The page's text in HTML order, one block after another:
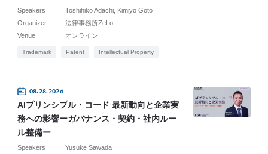
Speakers Toshihiko Adachi
Kimiyo Goto
Organizer
法律事務所ZeLo
Venue
オンライン
Trademark Patent Intellectual Property
08.28.2026
AIプリンシプル・コード 最新動向と企業実
務への影響ーガバナンス・契約・社内ルー
ル整備ー
Speakers
Yusuke Sawada